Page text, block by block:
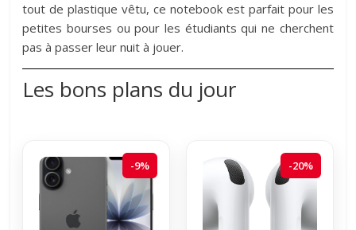
tout de plastique vêtu, ce notebook est parfait pour les
petites bourses ou pour les étudiants qui ne cherchent
pas à passer leur nuit à jouer.
Les bons plans du jour
-9% -20%